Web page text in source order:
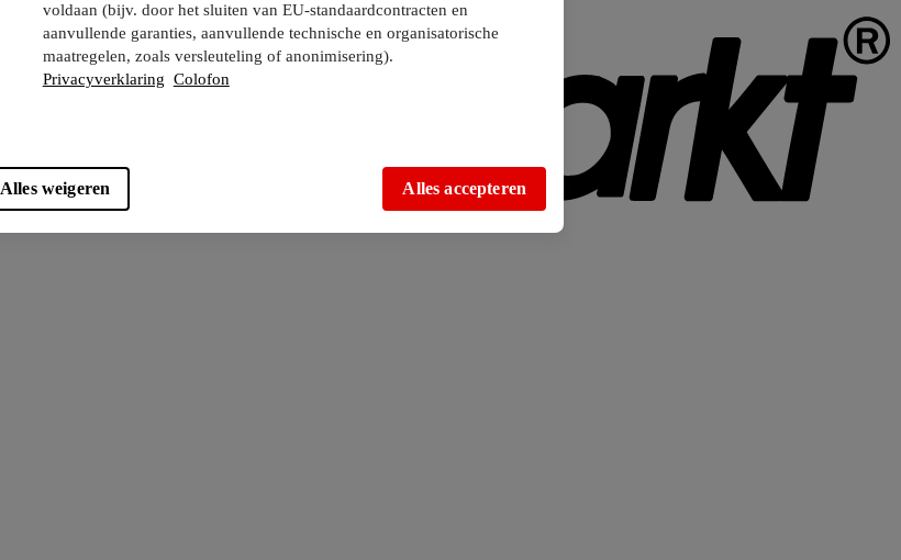
voldaan (bijv. door het sluiten van EU-standaardcontracten en
aanvullende garanties, aanvullende technische en organisatorische
maatregelen, zoals versleuteling of anonimisering).
Privacyverklaring Colofon
Alles weigeren Alles accepteren